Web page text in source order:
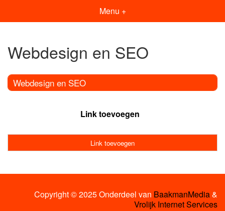
Menu +
Webdesign en SEO
Webdesign en SEO
Link toevoegen
Link toevoegen
Copyright © 2025 Onderdeel van BaakmanMedia&
Vrolijk Internet Services